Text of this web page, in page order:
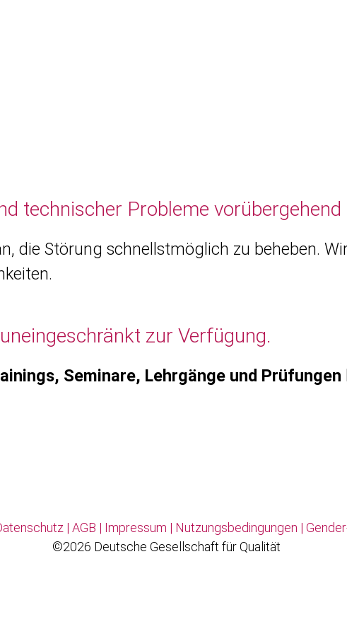
technischer Probleme
die Störung schnellstmöglich zu beheben.
zur Verfügung.
Seminare, Lehrgänge und Prüfungen
| AGB | Impressum | Nutzungsbedingungen |
©2026 Deutsche Gesellschaft für Qualität